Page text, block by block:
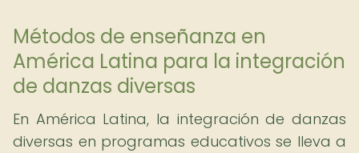
Métodos de enseñanza en
América Latina para la integración
de danzas diversas
En América Latina, la integración de danzas
diversas en programas educativos se lleva a